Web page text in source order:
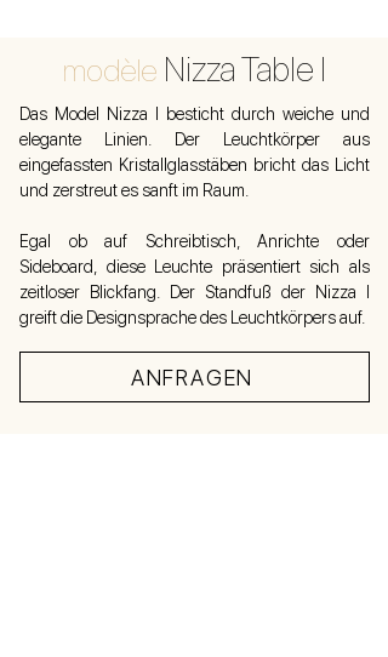
modèle Nizza Table I
Das Model Nizza I besticht durch weiche und
elegante Linien. Der Leuchtkörper aus
eingefassten Kristallglasstäben bricht das Licht
und zerstreut es sanft im Raum.
Egal ob auf Schreibtisch, Anrichte oder
Sideboard, diese Leuchte präsentiert sich als
zeitloser Blickfang. Der Standfuß der Nizza I
greift die Designsprache des Leuchtkörpers auf.
ANFRAGEN